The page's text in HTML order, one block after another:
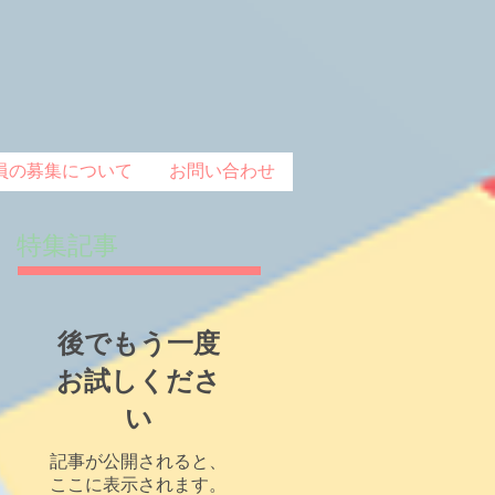
の募集について お問い合わせ
特集記事
後でもう一度
お試しくださ
い
記事が公開されると、
ここに表示されます。